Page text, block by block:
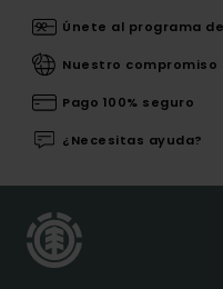
Únete al programa
Nuestro
Pago 100% seguro
¿Necesitas ayuda?